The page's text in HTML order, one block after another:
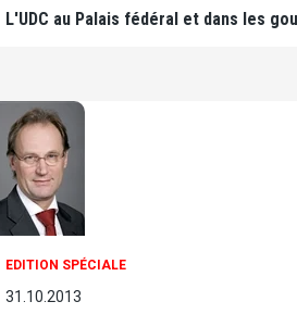
L'UDC au Palais fédéral et dans les
EDITION SPÉCIALE
31.10.2013